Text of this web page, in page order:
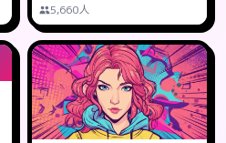
5,660人